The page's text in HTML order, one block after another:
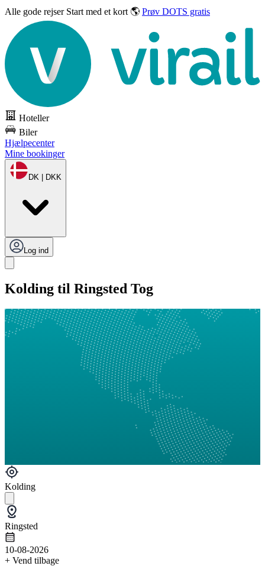
Alle gode rejser Start med et kort 🌎 Prøv DOTS gratis
Hoteller
Biler
Hjælpecenter
Mine bookinger
DK | DKK
Log ind
Kolding til Ringsted Tog
Kolding
Ringsted
10-08-2026
+ Vend tilbage